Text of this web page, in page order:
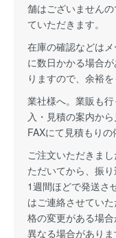
舗はございません
ていただきます。
在庫の確認などは
に数日かかる場合
りますので、余裕
業社様へ。業販も
入・見積の案内か
FAXにて見積もりの
ご注文いただきま
ただいてから、振
1週間ほどで発送さ
はご連絡させてい
格の変更がある場
異なる場合がありま